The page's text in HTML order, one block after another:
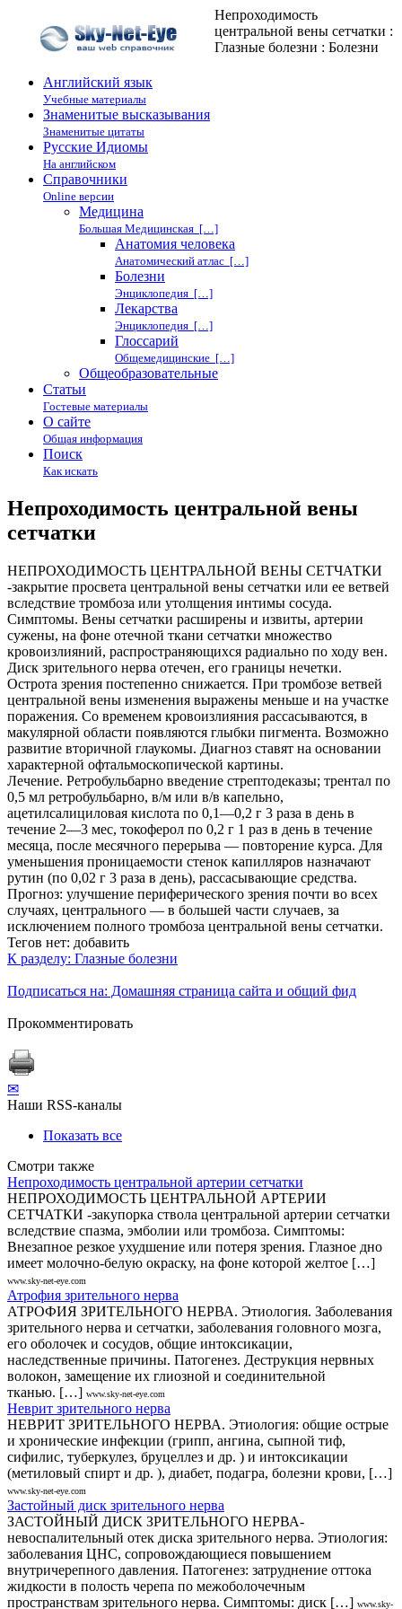
Непроходимость
центральной вены сетчатки :
Глазные болезни : Болезни
Английский язык
Учебные материалы
Знаменитые высказывания
Знаменитые цитаты
Русские Идиомы
На английском
Справочники
Online версии
Медицина
Большая Медицинская […]
Анатомия человека
Анатомический атлас […]
Болезни
Энциклопедия […]
Лекарства
Энциклопедия […]
Глоссарий
Общемедицинские […]
Общеобразовательные
Статьи
Гостевые материалы
О сайте
Общая информация
Поиск
Как искать
Непроходимость центральной вены
сетчатки
НЕПРОХОДИМОСТЬ ЦЕНТРАЛЬНОЙ ВЕНЫ СЕТЧАТКИ
-закрытие просвета центральной вены сетчатки или ее ветвей
вследствие тромбоза или утолщения интимы сосуда.
Симптомы. Вены сетчатки расширены и извиты, артерии
сужены, на фоне отечной ткани сетчатки множество
кровоизлияний, распространяющихся радиально по ходу вен.
Диск зрительного нерва отечен, его границы нечетки.
Острота зрения постепенно снижается. При тромбозе ветвей
центральной вены изменения выражены меньше и на участке
поражения. Со временем кровоизлияния рассасываются, в
макулярной области появляются глыбки пигмента. Возможно
развитие вторичной глаукомы. Диагноз ставят на основании
характерной офтальмоскопической картины.
Лечение. Ретробульбарно введение стрептодеказы; трентал по
0,5 мл ретробульбарно, в/м или в/в капельно,
ацетилсалициловая кислота по 0,1—0,2 г 3 раза в день в
течение 2—3 мес, токоферол по 0,2 г 1 раз в день в течение
месяца, после месячного перерыва — повторение курса. Для
уменьшения проницаемости стенок капилляров назначают
рутин (по 0,02 г 3 раза в день), рассасывающие средства.
Прогноз: улучшение периферического зрения почти во всех
случаях, центрального — в большей части случаев, за
исключением полного тромбоза центральной вены сетчатки.
Тегов нет: добавить
К разделу: Глазные болезни
Подписаться на: Домашняя страница сайта и общий фид
Прокомментировать
✉
Наши RSS-каналы
Показать все
Смотри также
Непроходимость центральной артерии сетчатки
НЕПРОХОДИМОСТЬ ЦЕНТРАЛЬНОЙ АРТЕРИИ
СЕТЧАТКИ -закупорка ствола центральной артерии сетчатки
вследствие спазма, эмболии или тромбоза. Симптомы:
Внезапное резкое ухудшение или потеря зрения. Глазное дно
имеет молочно-белую окраску, на фоне которой желтое […]
www.sky-net-eye.com
Атрофия зрительного нерва
АТРОФИЯ ЗРИТЕЛЬНОГО НЕРВА. Этиология. Заболевания
зрительного нерва и сетчатки, заболевания головного мозга,
его оболочек и сосудов, общие интоксикации,
наследственные причины. Патогенез. Деструкция нервных
волокон, замещение их глиозной и соединительной
тканью. […] www.sky-net-eye.com
Неврит зрительного нерва
НЕВРИТ ЗРИТЕЛЬНОГО НЕРВА. Этиология: общие острые
и хронические инфекции (грипп, ангина, сыпной тиф,
сифилис, туберкулез, бруцеллез и др. ) и интоксикации
(метиловый спирт и др. ), диабет, подагра, болезни крови, […]
www.sky-net-eye.com
Застойный диск зрительного нерва
ЗАСТОЙНЫЙ ДИСК ЗРИТЕЛЬНОГО НЕРВА-
невоспалительный отек диска зрительного нерва. Этиология:
заболевания ЦНС, сопровождающиеся повышением
внутричерепного давления. Патогенез: затруднение оттока
жидкости в полость черепа по межоболочечным
пространствам зрительного нерва. Симптомы: диск […] www.sky-